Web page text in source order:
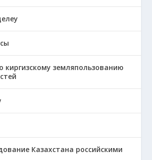
земляпользованию
Казахстана российскими